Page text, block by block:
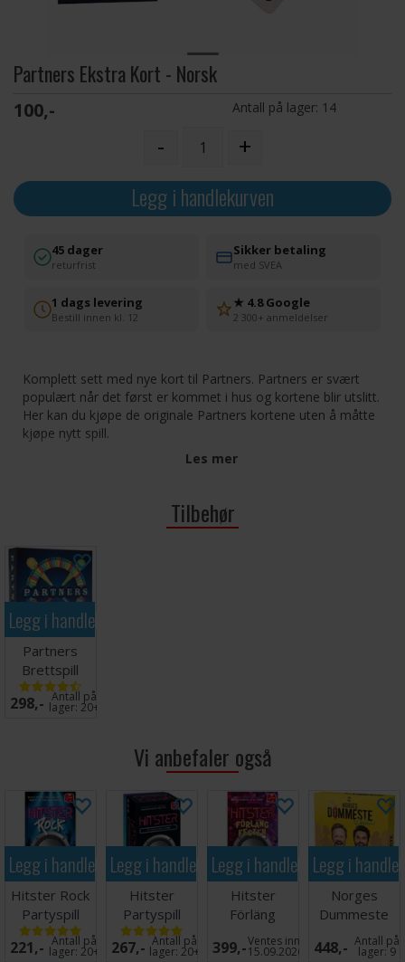
Partners Ekstra Kort - Norsk
100,- Antall på lager: 14
- +
Legg i handlekurven
45 dager
returfrist
Sikker betaling
med SVEA
1 dags levering
Bestill innen kl. 12
★ 4.8 Google
2 300+ anmeldelser
Komplett sett med nye kort til Partners. Partners er svært
populært når det først er kommet i hus og kortene blir utslitt.
Her kan du kjøpe de originale Partners kortene uten å måtte
kjøpe nytt spill.
Les mer
Tilbehør
Legg i handlekurven
Partners
Brettspill
(Norsk)
298,- Antall på
lager: 20+
Vi anbefaler også
Legg i handlekurven
Hitster Rock
Partyspill
221,- Antall på
lager: 20+
Legg i handlekurven
Hitster
Partyspill
267,- Antall på
lager:20+
Legg i handlekurven
Hitster
Förläng
Festen -
SVENSK
399,-Ventes inn
15.09.2026
Legg i
Norges
Dummeste
Deluxe
Brettspill
448,- Antall på
lager:9